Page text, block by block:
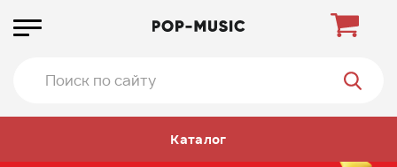
Каталог